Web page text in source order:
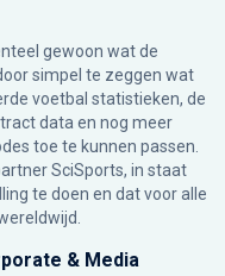
gewoon wat de
simpel te zeggen wat
voetbal statistieken, de
data en nog meer
toe te kunnen passen.
SciSports, in staat
te doen en dat voor alle
& Media